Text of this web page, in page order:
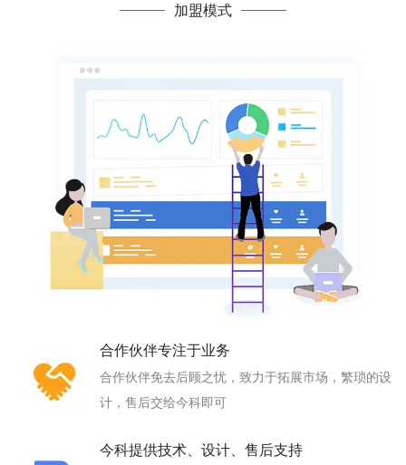
加盟模式
合作伙伴专注于业务
合作伙伴免去后顾之忧，致力于拓展市场，繁琐的设
计，售后交给今科即可
今科提供技术、设计、售后支持